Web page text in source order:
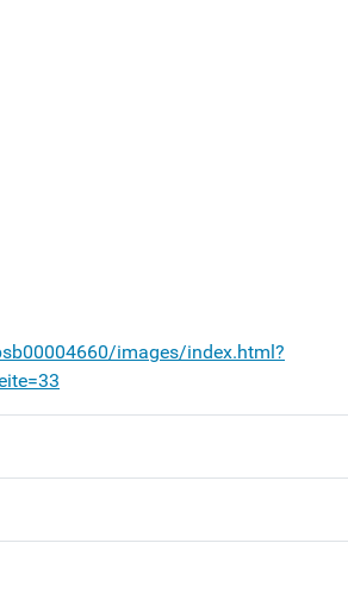
images/index.html?